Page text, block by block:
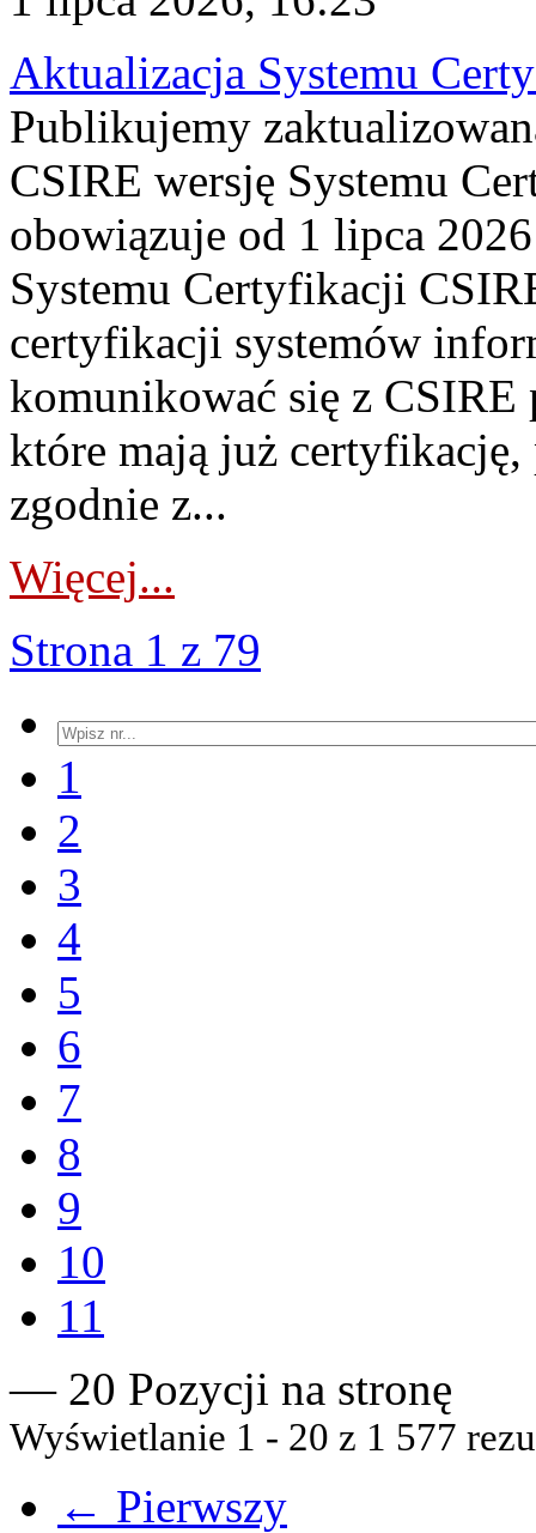
Aktualizacja Systemu
Publikujemy
CSIRE wersję Systemu
obowiązuje od 1 lipca
Systemu Certyfikacji
certyfikacji systemów
komunikować się z
które mają już
zgodnie z...
Więcej...
Strona 1 z 79
1
2
3
4
5
6
7
8
9
10
11
— 20 Pozycji na stronę
Wyświetlanie 1 - 20 z 1 577
← Pierwszy